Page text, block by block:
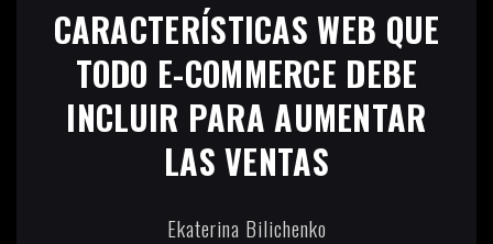
CARACTERÍSTICAS WEB QUE
TODO E-COMMERCE DEBE
INCLUIR PARA AUMENTAR
LAS VENTAS
Ekaterina Bilichenko